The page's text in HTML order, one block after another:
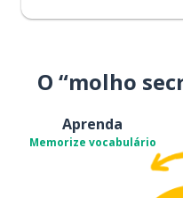
O “molho
Aprenda
Memorize vocabulário